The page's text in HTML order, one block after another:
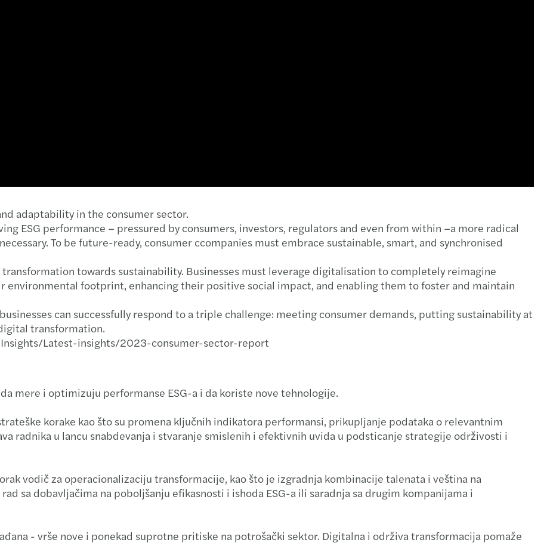
adaptability in the consumer sector.
ESG performance – pressured by consumers, investors, regulators and even from within –a more radical
To be future-ready, consumer ccompanies must embrace sustainable, smart, and synchronised
towards sustainability. Businesses must leverage digitalisation to completely reimagine
environmental footprint, enhancing their positive social impact, and enabling them to foster and maintain
can successfully respond to a triple challenge: meeting consumer demands, putting sustainability at
transformation.
Latest-insights/2023-consumer-sector-report
mere i optimizuju performanse ESG-a i da koriste nove tehnologije.
korake kao što su promena ključnih indikatora performansi, prikupljanje podataka o relevantnim
radnika u lancu snabdevanja i stvaranje smislenih i efektivnih uvida u podsticanje strategije održivosti i
vodič za operacionalizaciju transformacije, kao što je izgradnja kombinacije talenata i veština na
sa dobavljačima na poboljšanju efikasnosti i ishoda ESG-a ili saradnja sa drugim kompanijama i
- vrše nove i ponekad suprotne pritiske na potrošački sektor. Digitalna i održiva transformacija pomaže